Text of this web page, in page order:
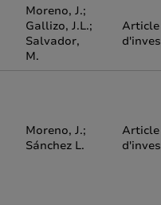
Moreno, J.;
Gallizo, J.L.;
Salvador,
M.
Article
Moreno, J.;
Sánchez L.
Article